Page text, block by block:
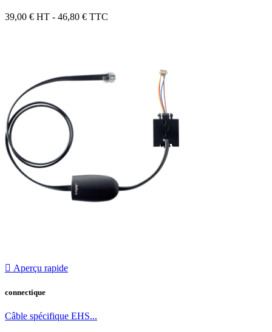
39,00 € HT - 46,80 € TTC
 Aperçu rapide
connectique
Câble spécifique EHS...